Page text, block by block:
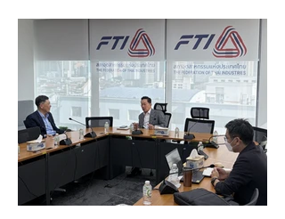
มือด้านพลังงานที่ดำเนินมาอย่างต่อเนื่อง
มีส่วนสำคัญต่อการสร้างความมั่นคงทาง
พลังงานและการบริหารต้นทุนการผลิต
ของประเทศ ล่าสุด นายเอกนัฏ พร้อม
พันธุ์ รัฐมนตรีว่าการกระทรวงพลังงาน
และหน่วยงานที่เกี่ยวข้อง ได้หารือก